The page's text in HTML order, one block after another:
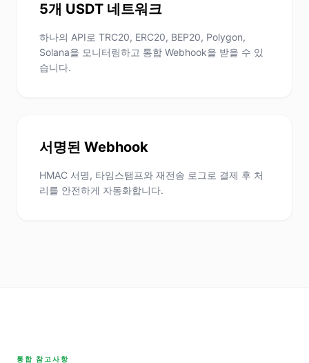
5개 USDT 네트워크
하나의 API로 TRC20, ERC20, BEP20, Polygon,
Solana을 모니터링하고 통합 Webhook을 받을 수 있
습니다.
서명된 Webhook
HMAC 서명, 타임스탬프와 재전송 로그로 결제 후 처
리를 안전하게 자동화합니다.
통합 참고사항